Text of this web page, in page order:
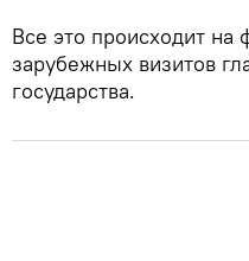
Все это происходит на
зарубежных визитов
государства.